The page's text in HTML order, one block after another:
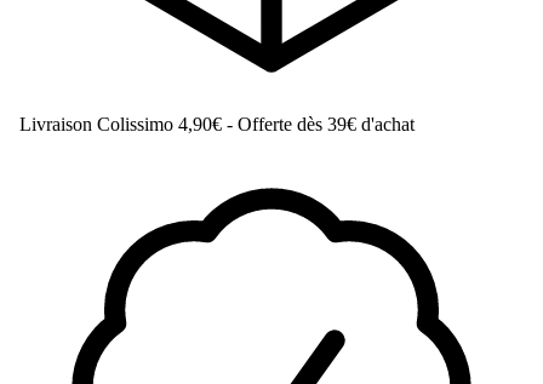
Livraison Colissimo 4,90€ - Offerte dès 39€ d'achat